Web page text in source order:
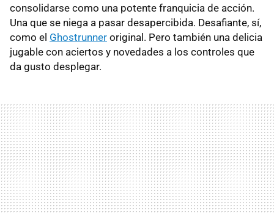
consolidarse como una potente franquicia de acción.
Una que se niega a pasar desapercibida. Desafiante, sí,
como el Ghostrunner original. Pero también una delicia
jugable con aciertos y novedades a los controles que
da gusto desplegar.